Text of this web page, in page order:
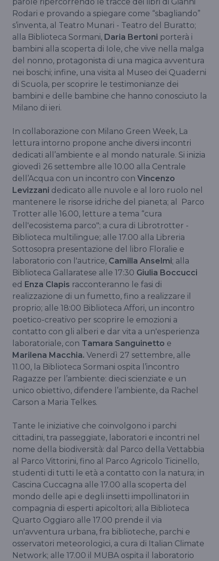
Rodari e provando a spiegare come “sbagliando”
s’inventa, al Teatro Munari - Teatro del Buratto;
alla Biblioteca Sormani, Daria Bertoni porterà i
bambini alla scoperta di Iole, che vive nella malga
del nonno, protagonista di una magica avventura
nei boschi; infine, una visita al Museo dei Quaderni
di Scuola, per scoprire le testimonianze dei
bambini e delle bambine che hanno conosciuto la
Milano di ieri.
In collaborazione con Milano Green Week, La
lettura intorno propone anche diversi incontri
dedicati all’ambiente e al mondo naturale. Si inizia
giovedì 26 settembre alle 10.00 alla Centrale
dell’Acqua con un incontro con Vincenzo
Levizzani dedicato alle nuvole e al loro ruolo nel
mantenere le risorse idriche del pianeta; al Parco
Trotter alle 16.00, letture a tema “cura
dell'ecosistema parco"; a cura di Librotrotter -
Biblioteca multilingue; alle 17.00 alla Libreria
Sottosopra presentazione del libro Floralie e
laboratorio con l'autrice, Camilla Anselmi; alla
Biblioteca Gallaratese alle 17:30 Giulia Boccucci
ed Enza Clapis racconteranno le fasi di
realizzazione di un fumetto, fino a realizzare il
proprio; alle 18:00 Biblioteca Affori, un incontro
poetico-creativo per scoprire le emozioni a
contatto con gli alberi e dar vita a un'esperienza
laboratoriale, con Tamara Sanguinetto e
Marilena Macchia. Venerdì 27 settembre, alle
11.00, la Biblioteca Sormani ospita l’incontro
Ragazze per l’ambiente: dieci scienziate e un
unico obiettivo, difendere l’ambiente, da Rachel
Carson a Maria Telkes.
Tante le iniziative che coinvolgono i parchi
cittadini, tra passeggiate, laboratori e incontri nel
nome della biodiversità: dal Parco della Vettabbia
al Parco Vittorini, fino al Parco Agricolo Ticinello,
studenti di tutti le età a contatto con la natura; in
Cascina Cuccagna alle 17.00 alla scoperta del
mondo delle api e degli insetti impollinatori in
compagnia di esperti apicoltori; alla Biblioteca
Quarto Oggiaro alle 17.00 prende il via
un'avventura urbana, fra biblioteche, parchi e
osservatori meteorologici, a cura di Italian Climate
Network; alle 17.00 il MUBA ospita il laboratorio